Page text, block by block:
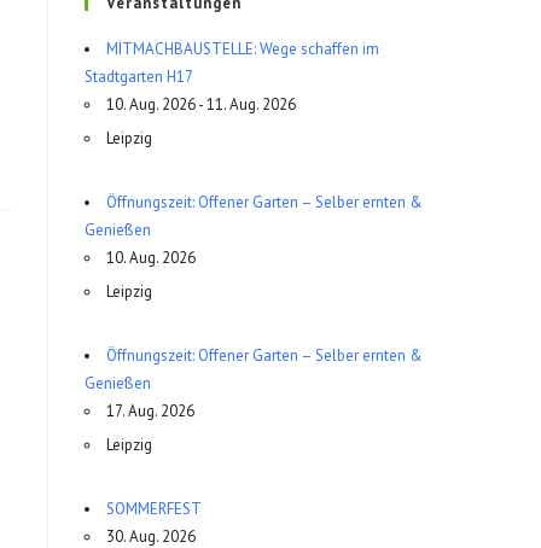
MITMACHBAUSTELLE: Wege schaffen im
Stadtgarten H17
10. Aug. 2026 - 11. Aug. 2026
Leipzig
Öffnungszeit: Offener Garten – Selber ernten &
Genießen
10. Aug. 2026
Leipzig
Öffnungszeit: Offener Garten – Selber ernten &
Genießen
17. Aug. 2026
Leipzig
SOMMERFEST
30. Aug. 2026